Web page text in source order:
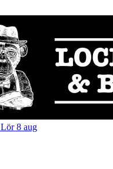
Lör 8 aug